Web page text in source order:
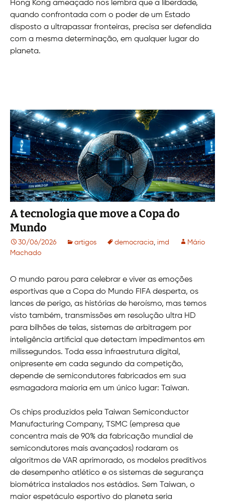
Hong Kong ameaçado nos lembra que a liberdade,
quando confrontada com o poder de um Estado
disposto a ultrapassar fronteiras, precisa ser defendida
com a mesma determinação, em qualquer lugar do
planeta.
A tecnologia que move a Copa do
Mundo
30/06/2026 artigos democracia imd
Mário
Machado
O mundo parou para celebrar e viver as emoções
esportivas que a Copa do Mundo FIFA desperta, os
lances de perigo, as histórias de heroísmo, mas temos
visto também, transmissões em resolução ultra HD
para bilhões de telas, sistemas de arbitragem por
inteligência artificial que detectam impedimentos em
milissegundos. Toda essa infraestrutura digital,
onipresente em cada segundo da competição,
depende de semicondutores fabricados em sua
esmagadora maioria em um único lugar: Taiwan.
Os chips produzidos pela Taiwan Semiconductor
Manufacturing Company, TSMC (empresa que
concentra mais de 90% da fabricação mundial de
semicondutores mais avançados) rodaram os
algoritmos de VAR aprimorado, os modelos preditivos
de desempenho atlético e os sistemas de segurança
biométrica instalados nos estádios. Sem Taiwan, o
maior espetáculo esportivo do planeta seria